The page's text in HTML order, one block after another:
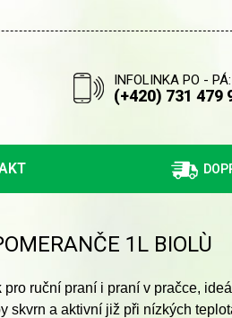
INFOLINKA PO -
(+420) 731 479
1L BIOLÙ
pro ruční praní i praní v pračce,
skvrn a aktivní již při nízkých